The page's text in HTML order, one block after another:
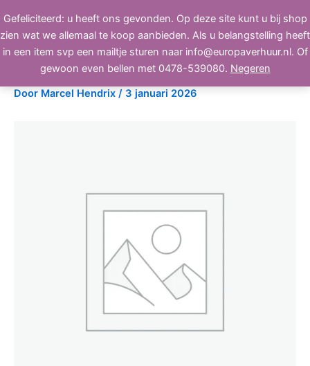
Gefeliciteerd: u heeft ons gevonden. Op deze site kunt u bij shop
zien wat we allemaal te koop aanbieden. Als u belangstelling heeft
in een item svp een mailtje sturen naar info@europaverhuur.nl. Of
gewoon even bellen met 0478-539080. Negeren
naar
de
inhoud
BEELD, GELUID, LICHT
flightcase voor kabels, nr 6
Door Marcel Hendrix / 3 januari 2026